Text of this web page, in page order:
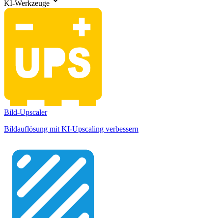
KI-Werkzeuge
Bild-Upscaler
Bildauflösung mit KI-Upscaling verbessern